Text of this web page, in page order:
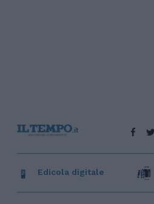
Edicola digitale